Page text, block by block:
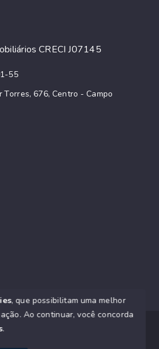
CRECI J07145
55
676, Centro - Campo
Negócios Imobiliários CRECI
, que possibilitam uma melhor
Ao continuar, você concorda
.